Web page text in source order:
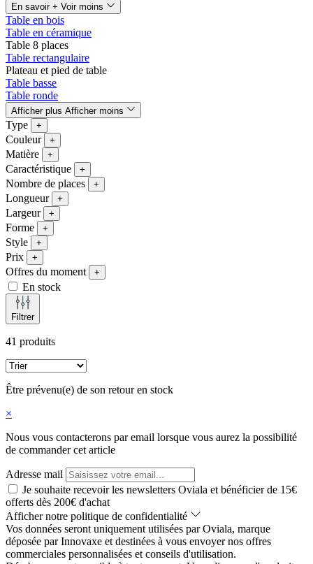
En savoir + Voir moins
Table en bois
Table en céramique
Table 8 places
Table rectangulaire
Plateau et pied de table
Table basse
Table ronde
Afficher plus Afficher moins
Type +
Couleur +
Matière +
Caractéristique +
Nombre de places +
Longueur +
Largeur +
Forme +
Style +
Prix +
Offres du moment +
En stock
Filtrer
41 produits
Être prévenu(e) de son retour en stock
×
Nous vous contacterons par email lorsque vous aurez la possibilité
de commander cet article
Adresse mail
Je souhaite recevoir les newsletters Oviala et bénéficier de 15€
offerts dès 200€ d'achat
Afficher notre politique de confidentialité
Vos données seront uniquement utilisées par Oviala, marque
déposée par Innovaxe et destinées à vous envoyer nos offres
commerciales personnalisées et conseils d'utilisation.